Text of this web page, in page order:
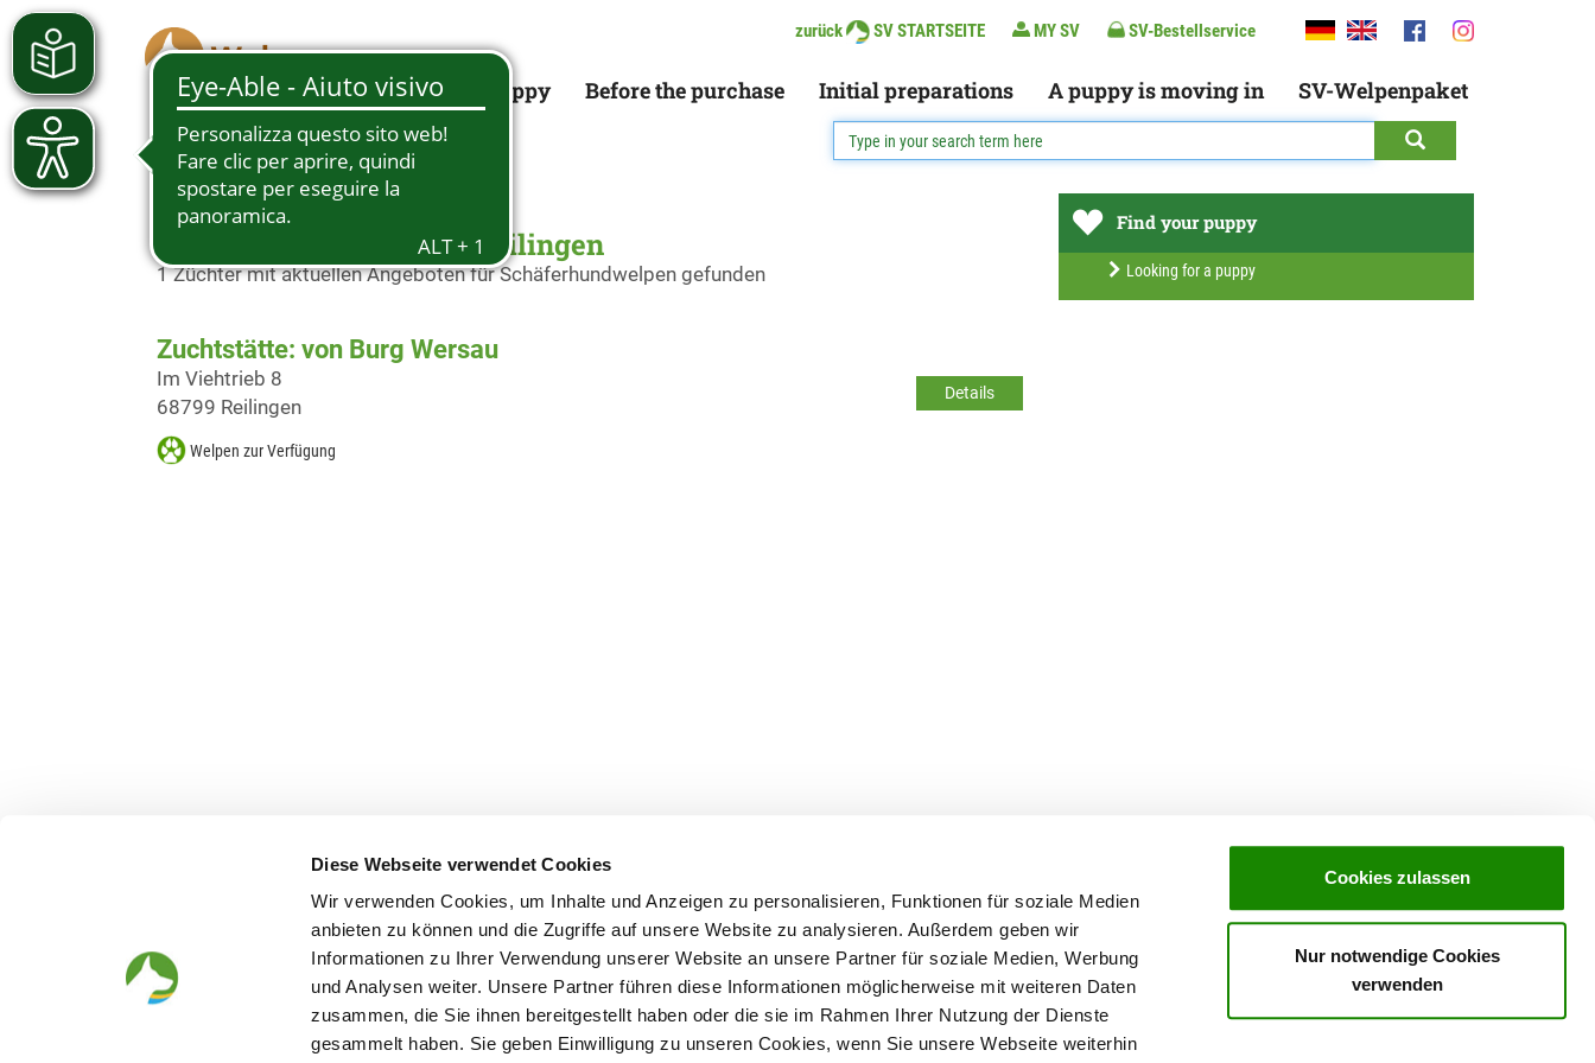
Diese Webseite verwendet Cookies
Wir verwenden Cookies, um Inhalte und Anzeigen zu personalisieren, Funktionen für soziale Medien
anbieten zu können und die Zugriffe auf unsere Website zu analysieren. Außerdem geben wir
Informationen zu Ihrer Verwendung unserer Website an unsere Partner für soziale Medien, Werbung
und Analysen weiter. Unsere Partner führen diese Informationen möglicherweise mit weiteren Daten
zusammen, die Sie ihnen bereitgestellt haben oder die sie im Rahmen Ihrer Nutzung der Dienste
gesammelt haben. Sie geben Einwilligung zu unseren Cookies, wenn Sie unsere Webseite weiterhin
Cookies zulassen
Nur notwendige Cookies
verwenden
zurück SV STARTSEITE MY SV SV-Bestellservice
Looking for a puppy Before the purchase Initial preparations A puppy is moving in SV-Welpenpaket
Schäferhundwelpen in Reilingen
1 Züchter mit aktuellen Angeboten für Schäferhundwelpen gefunden
Zuchtstätte: von Burg Wersau
Details
Im Viehtrieb 8
68799 Reilingen
Welpen zur Verfügung
Find your puppy
Looking for a puppy
Looking for a puppy Before the purchase Initial preparations A puppy is moving in SV-Welpenpaket